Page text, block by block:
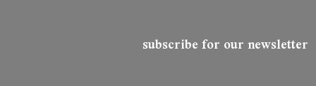
subscribe for our newsletter